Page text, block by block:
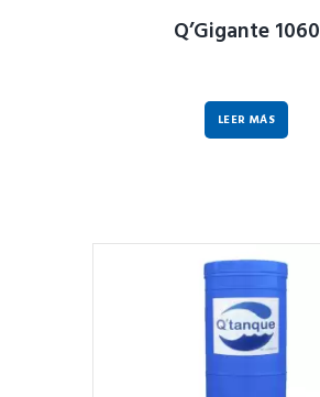
Q’Gigante 1060
LEER MÁS